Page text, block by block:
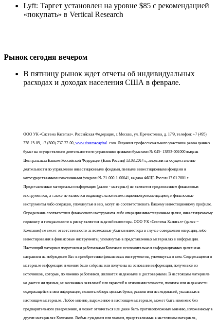
Lyft: Таргет установлен на уровне $85 с рекомендацией
«покупать» в Vertical Research
Рынок сегодня вечером
В пятницу рынок ждет отчеты об индивидуальных
расходах и доходах населения США в феврале.
ООО УК «Система Капитал». Российская Федерация, г. Москва, ул. Пречистенка, д. 17/9, телефон: +7 (495)
228-15-05, +7 (800) 737-77-00, www.sistemacapital. com. Лицензия профессионального участника рынка ценных
бумаг на осуществление деятельности по управлению ценными бумагами № 045- 13853-001000 выдана
Центральным Банком Российской Федерации (Банк России) 13.03.2014 г., лицензия на осуществление
деятельности по управлению инвестиционными фондами, паевыми инвестиционными фондами и
негосударственными пенсионными фондами № 21-000-1-00041, выдана ФКЦБ России 17.01.2001 г.
Представленные материалы и информация (далее - материал) не являются предложением финансовых
инструментов, а также не являются индивидуальной инвестиционной рекомендацией, и финансовые
инструменты либо операции, упомянутые в них, могут не соответствовать Вашему инвестиционному профилю.
Определение соответствия финансового инструмента либо операции инвестиционным целям, инвестиционному
горизонту и толерантности к риску является задачей инвестора. ООО УК «Система Капитал» (далее –
Компания) не несет ответственности за возможные убытки инвестора в случае совершения операций, либо
инвестирования в финансовые инструменты, упомянутые в представленных материалах и информации.
Настоящий материал подготовлен работниками Компании исключительно в информационных целях и не
направлен на побуждение Вас к приобретению финансовых инструментов, упомянутых в нем. Содержащиеся в
материале информация и мнения были собраны или получены на основании информации, полученной из
источников, которые, по мнению работников, являются надежными и достоверными. В настоящем материале
не дается ни прямых, ни косвенных заявлений или гарантий в отношении точности, полноты или надежности
содержащейся в нем информации, полноты обзора ценных бумаг, рынков или исследований, указанных в
настоящем материале. Любое мнение, выраженное в настоящем материале, может быть изменено без
предварительного уведомления, и может отличаться или даже быть противоположным мнению, изложенному в
других материалах Компании. Любые суждения или мнения, представленные в настоящем материале,